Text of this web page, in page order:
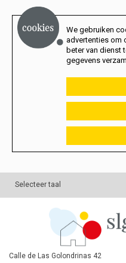
We gebruiken
advertenties om
beter van dienst
gegevens
Selecteer taal
Calle de Las Golondrinas 42